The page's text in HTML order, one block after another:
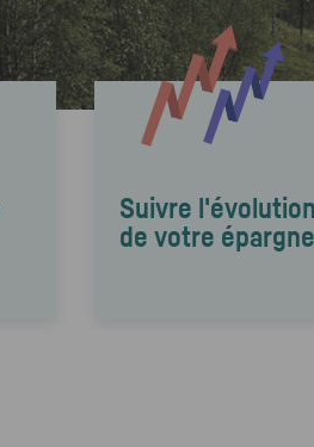
Suivre l'évolution
de votre épargne